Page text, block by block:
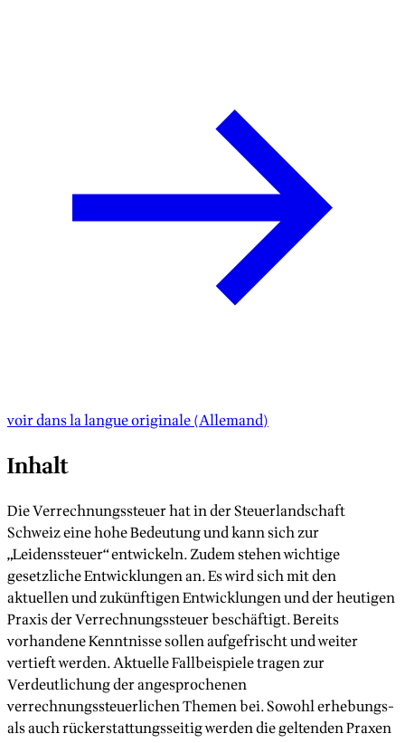
voir dans la langue originale(Allemand)
Inhalt
Die Verrechnungssteuer hat in der Steuerlandschaft
Schweiz eine hohe Bedeutung und kann sich zur
„Leidenssteuer“ entwickeln. Zudem stehen wichtige
gesetzliche Entwicklungen an. Es wird sich mit den
aktuellen und zukünftigen Entwicklungen und der heutigen
Praxis der Verrechnungssteuer beschäftigt. Bereits
vorhandene Kenntnisse sollen aufgefrischt und weiter
vertieft werden. Aktuelle Fallbeispiele tragen zur
Verdeutlichung der angesprochenen
verrechnungssteuerlichen Themen bei. Sowohl erhebungs-
als auch rückerstattungsseitig werden die geltenden Praxen